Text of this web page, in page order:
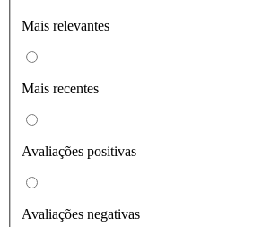
Mais relevantes
Mais recentes
Avaliações positivas
Avaliações negativas